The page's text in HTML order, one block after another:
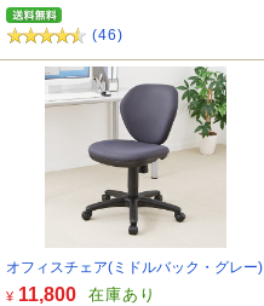
(46)
オフィスチェア(ミドルバック・グレー)
¥ 11,800 在庫あり